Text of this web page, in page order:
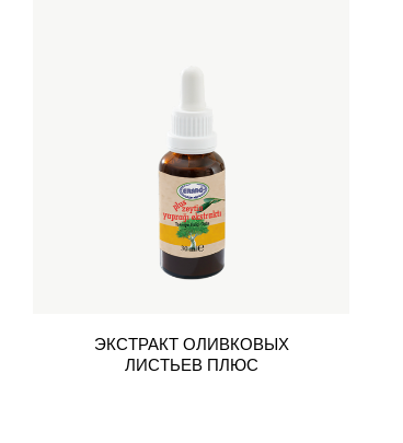
ЭКСТРАКТ ОЛИВКОВЫХ
ЛИСТЬЕВ ПЛЮС